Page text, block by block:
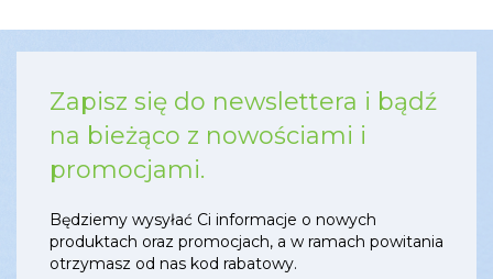
Zapisz się do newslettera i bądź
na bieżąco z nowościami i
promocjami.
Będziemy wysyłać Ci informacje o nowych
produktach oraz promocjach, a w ramach powitania
otrzymasz od nas kod rabatowy.